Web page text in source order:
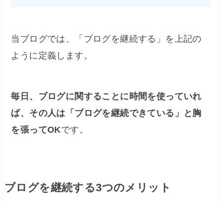
当ブログでは、「ブログを継続する」を上記の
ように定義します。
毎日、ブログに関することに時間を使っていれ
ば、その人は「ブログを継続できている」と胸
を張ってOKです。
ブログを継続する3つのメリット